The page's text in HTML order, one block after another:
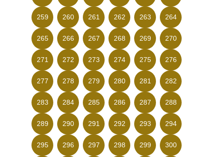
259 260 261 262 263 264
265 266 267 268 269 270
271 272 273 274 275 276
277 278 279 280 281 282
283 284 285 286 287 288
289 290 291 292 293 294
295 296 297 298 299 300